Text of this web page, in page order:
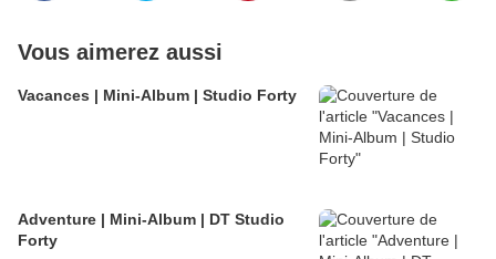
Vous aimerez aussi
Vacances | Mini-Album | Studio Forty
Adventure | Mini-Album | DT Studio
Forty